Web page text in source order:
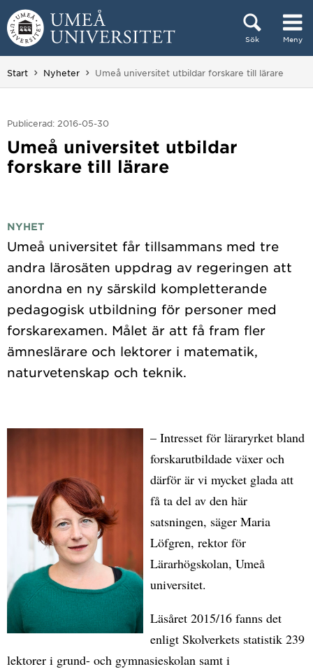
Hoppa direkt till innehållet
Sök Meny
Huvudmenyn dold.
Start Nyheter Du är här:
Umeå universitet utbildar forskare till lärare
Publicerad: 2016-05-30
Umeå universitet utbildar
forskare till lärare
NYHET
Umeå universitet får tillsammans med tre
andra lärosäten uppdrag av regeringen att
anordna en ny särskild kompletterande
pedagogisk utbildning för personer med
forskarexamen. Målet är att få fram fler
ämneslärare och lektorer i matematik,
– Intresset för läraryrket bland
forskarutbildade växer och
därför är vi mycket glada att
få ta del av den här
satsningen, säger Maria
Löfgren, rektor för
Lärarhögskolan, Umeå
universitet.
Läsåret 2015/16 fanns det
enligt Skolverkets statistik 239
lektorer i grund- och gymnasieskolan samt i